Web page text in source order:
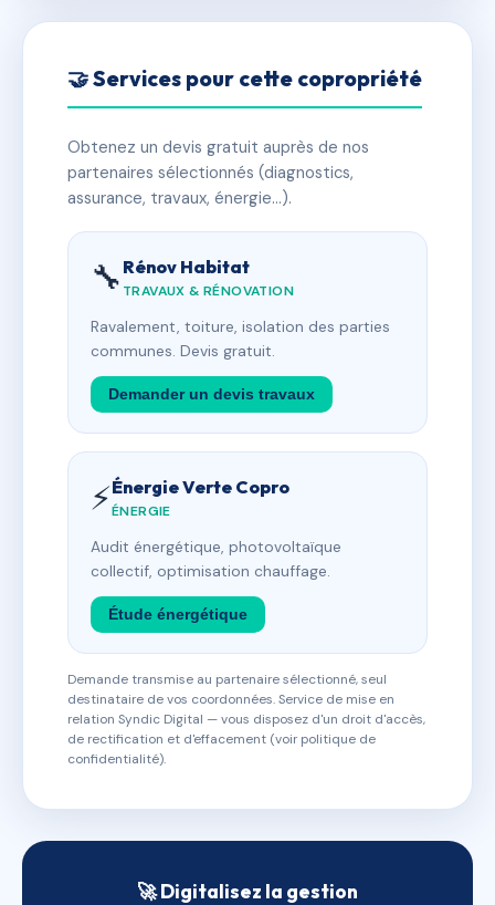
🤝 Services pour cette copropriété
Obtenez un devis gratuit auprès de nos
partenaires sélectionnés (diagnostics,
assurance, travaux, énergie…).
🔧 Rénov Habitat
TRAVAUX & RÉNOVATION
Ravalement, toiture, isolation des parties
communes. Devis gratuit.
Demander un devis travaux
⚡Énergie Verte Copro
ÉNERGIE
Audit énergétique, photovoltaïque
collectif, optimisation chauffage.
Étude énergétique
Demande transmise au partenaire sélectionné, seul
destinataire de vos coordonnées. Service de mise en
relation Syndic Digital — vous disposez d'un droit d'accès,
de rectification et d'effacement (voir politique de
confidentialité).
🚀 Digitalisez la gestion